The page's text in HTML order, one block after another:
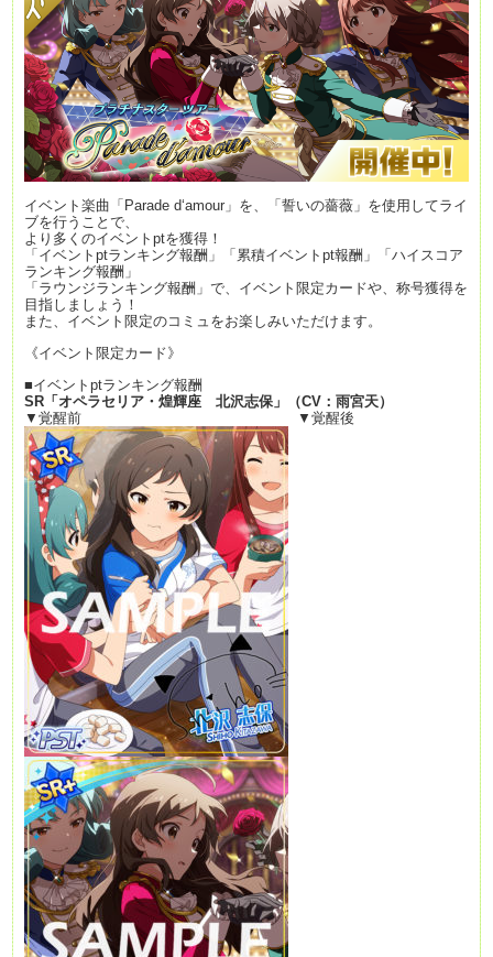
イベント楽曲「Parade d‘amour」を、「誓いの薔薇」を使用してライ
ブを行うことで、
より多くのイベントptを獲得！
「イベントptランキング報酬」「累積イベントpt報酬」「ハイスコア
ランキング報酬」
「ラウンジランキング報酬」で、イベント限定カードや、称号獲得を
目指しましょう！
また、イベント限定のコミュをお楽しみいただけます。
《イベント限定カード》
■イベントptランキング報酬
SR「オペラセリア・煌輝座 北沢志保」（CV：雨宮天）
▼覚醒前 ▼覚醒後